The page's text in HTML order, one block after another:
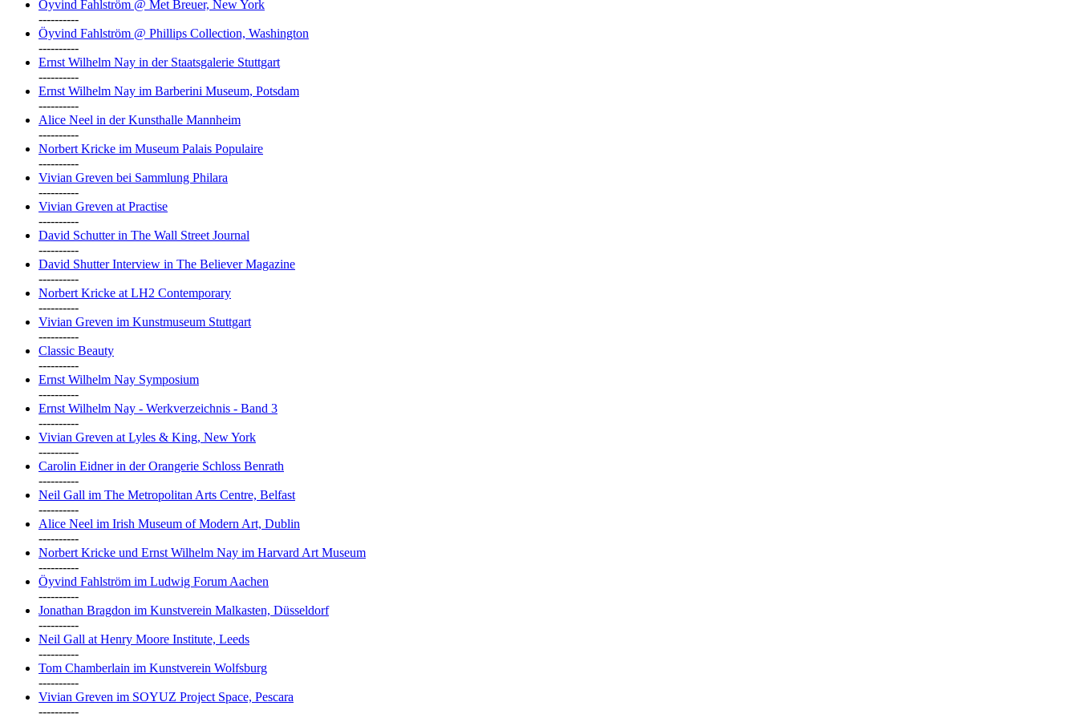
Öyvind Fahlström @ Met Breuer, New York
----------
Öyvind Fahlström @ Phillips Collection, Washington
----------
Ernst Wilhelm Nay in der Staatsgalerie Stuttgart
----------
Ernst Wilhelm Nay im Barberini Museum, Potsdam
----------
Alice Neel in der Kunsthalle Mannheim
----------
Norbert Kricke im Museum Palais Populaire
----------
Vivian Greven bei Sammlung Philara
----------
Vivian Greven at Practise
----------
David Schutter in The Wall Street Journal
----------
David Shutter Interview in The Believer Magazine
----------
Norbert Kricke at LH2 Contemporary
----------
Vivian Greven im Kunstmuseum Stuttgart
----------
Classic Beauty
----------
Ernst Wilhelm Nay Symposium
----------
Ernst Wilhelm Nay - Werkverzeichnis - Band 3
----------
Vivian Greven at Lyles & King, New York
----------
Carolin Eidner in der Orangerie Schloss Benrath
----------
Neil Gall im The Metropolitan Arts Centre, Belfast
----------
Alice Neel im Irish Museum of Modern Art, Dublin
----------
Norbert Kricke und Ernst Wilhelm Nay im Harvard Art Museum
----------
Öyvind Fahlström im Ludwig Forum Aachen
----------
Jonathan Bragdon im Kunstverein Malkasten, Düsseldorf
----------
Neil Gall at Henry Moore Institute, Leeds
----------
Tom Chamberlain im Kunstverein Wolfsburg
----------
Vivian Greven im SOYUZ Project Space, Pescara
----------